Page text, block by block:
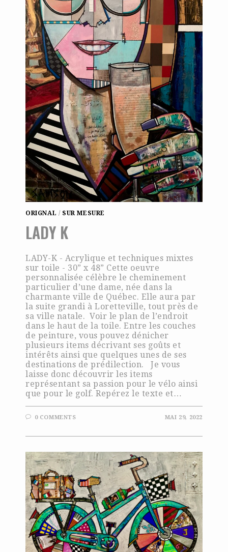
ORIGNAL / SUR MESURE
LADY K
LADY-K - Acrylique et techniques mixtes
sur toile - 30” x 48” Cette oeuvre
personnalisée célèbre le cheminement
particulier d’une dame, née dans la
charmante ville de Québec. Elle aura par
la suite grandi à Loretteville, tout près de
sa ville natale. Voir le plan de l’endroit
dans le haut de la toile. Entre les couches
de peinture, vous pouvez dénicher
plusieurs items décrivant ses goûts et
intérêts ainsi que quelques unes de ses
destinations de prédilection. Je vous
laisse donc découvrir les items
représentant sa passion pour le vélo ainsi
que pour le golf. Repérez le texte et…
0 COMMENTS MAI 29, 2022